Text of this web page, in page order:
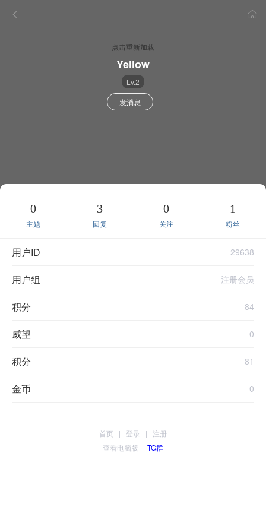
点击重新加载
Yellow
Lv.2
发消息
0
主题
3
回复
0
关注
1
粉丝
用户ID 29638
用户组 注册会员
积分 84
威望 0
积分 81
金币 0
首页 | 登录 | 注册
查看电脑版 | TG群